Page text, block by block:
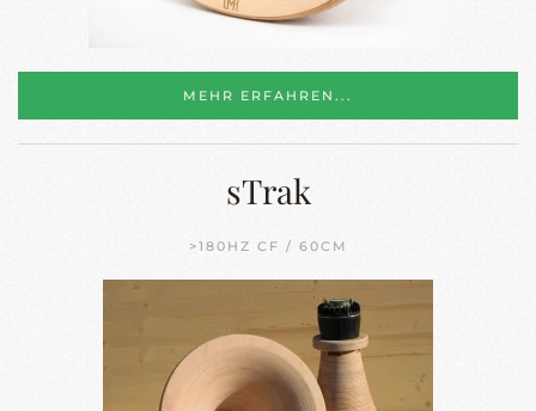
MEHR ERFAHREN...
sTrak
>180HZ CF / 60CM